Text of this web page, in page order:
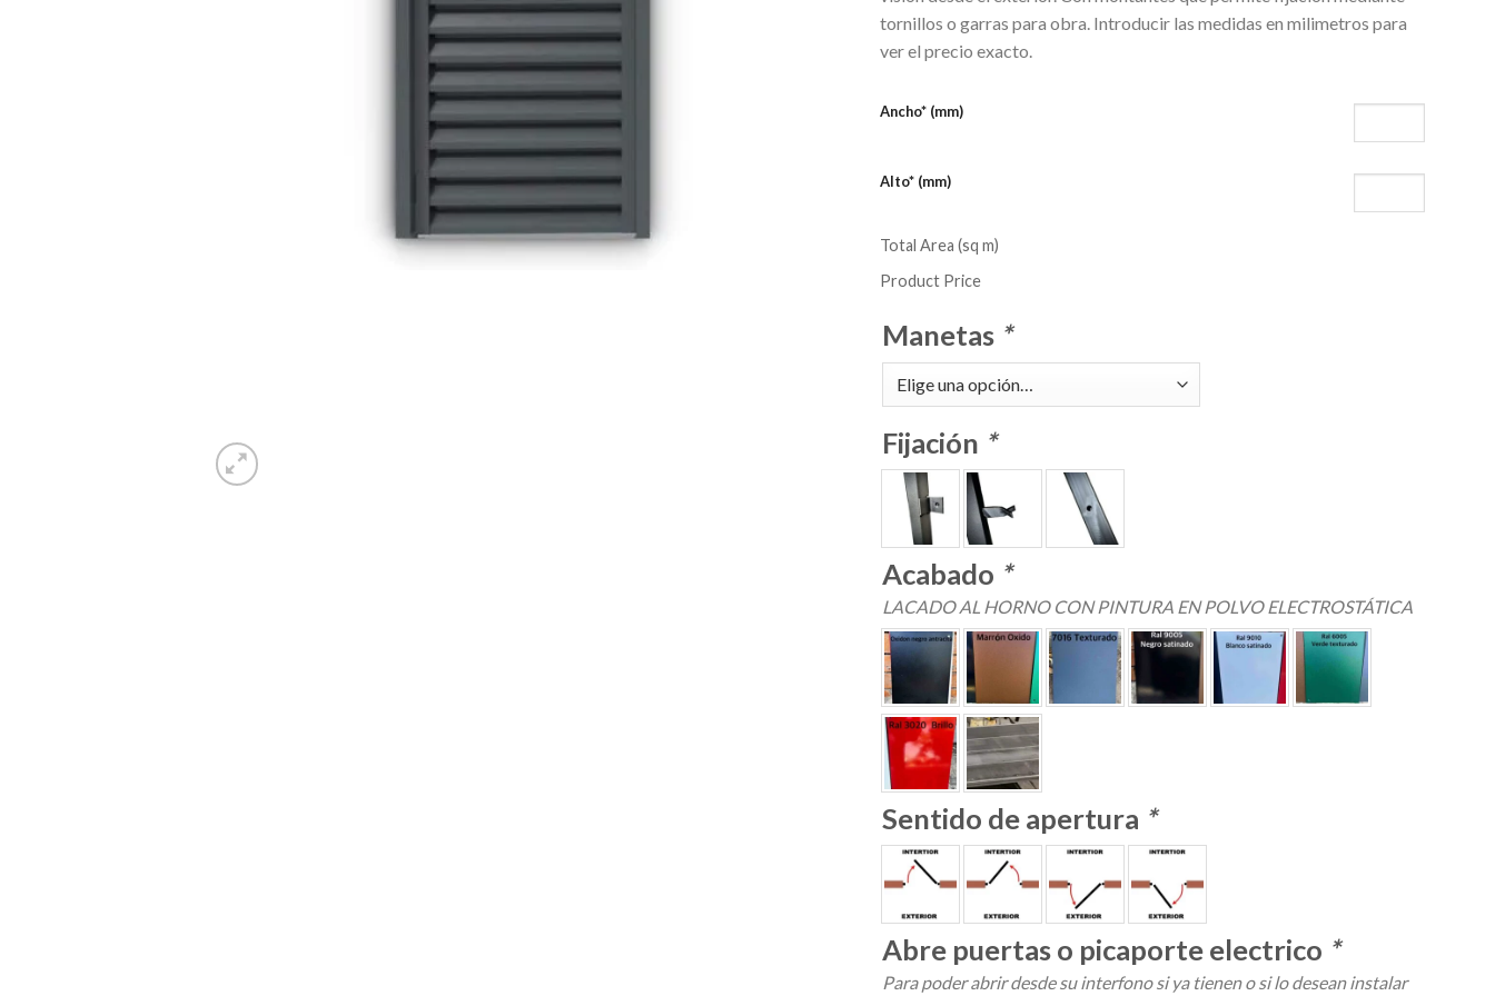
tornillos o garras para obra. Introducir las medidas en milimetros para
ver el precio exacto.
Ancho* (mm)
Alto* (mm)
Total Area (sq m)
Product Price
Manetas *
Fijación *
Acabado *
LACADO AL HORNO CON PINTURA EN POLVO ELECTROSTÁTICA
Sentido de apertura *
Abre puertas o picaporte electrico *
Para poder abrir desde su interfono si ya tienen o si lo desean instalar